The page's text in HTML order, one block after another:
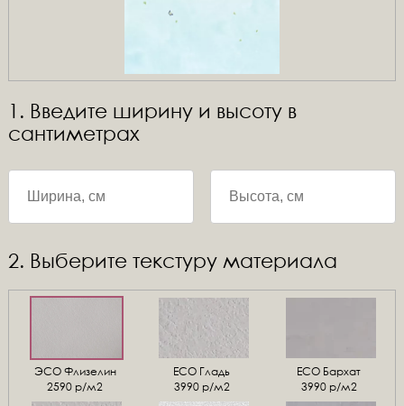
1. Введите ширину и высоту в
сантиметрах
2. Выберите текстуру материала
ЭСО Флизелин
2590 р/м2
ЕСО Гладь
3990 р/м2
ECO Бархат
3990 р/м2